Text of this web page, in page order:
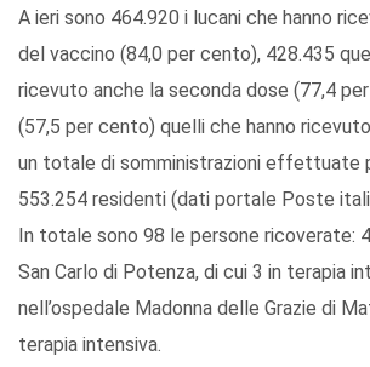
A ieri sono 464.920 i lucani che hanno
del vaccino (84,0 per cento), 428.435
ricevuto anche la seconda dose (77,4
(57,5 per cento) quelli che hanno
un totale di somministrazioni effettuate
553.254 residenti (dati portale Poste
In totale sono 98 le persone ricoverate:
San Carlo di Potenza, di cui 3 in terapia
nell’ospedale Madonna delle Grazie di
terapia intensiva.